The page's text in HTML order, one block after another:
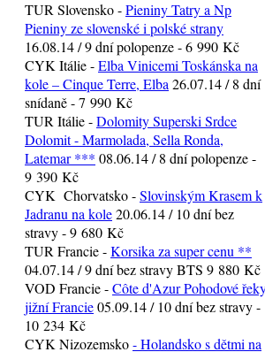
TUR Slovensko -Pieniny Tatry a Np
Pieniny ze slovenské i polské strany
16.08.14 / 9 dní polopenze - 6 990 Kč
CYK Itálie -Elba Vinicemi Toskánska na
kole – Cinque Terre, Elba 26.07.14 / 8 dní
snídaně - 7 990 Kč
TUR Itálie -Dolomity Superski Srdce
Dolomit - Marmolada, Sella Ronda,
Latemar *** 08.06.14 / 8 dní polopenze -
9 390 Kč
CYK Chorvatsko -Slovinským Krasem k
Jadranu na kole20.06.14 / 10 dní bez
stravy - 9 680 Kč
TUR Francie -Korsika za super cenu **
04.07.14 / 9 dní bez stravy BTS 9 880 Kč
VOD Francie -Côte d'Azur Pohodové
jižní Francie05.09.14 / 10 dní bez stravy -
10 234 Kč
CYK Nizozemsko- Holandsko s dětmi na